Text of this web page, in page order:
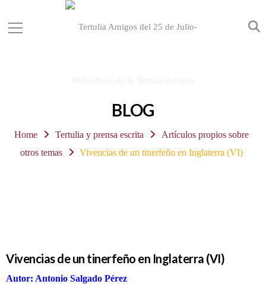
BLOG
Home Tertulia y prensa escrita
Artículos propios sobre
otros temas
Vivencias de un tinerfeño en Inglaterra (VI)
Vivencias de un tinerfeño en Inglaterra (VI)
Autor: Antonio Salgado Pérez